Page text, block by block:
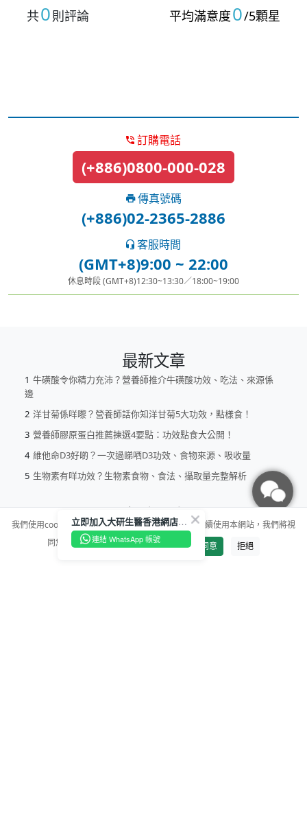
加入購物車
共0則評論 平均滿意度0/5顆星
訂購電話
(+886)0800-000-028
傳真號碼
(+886)02-2365-2886
客服時間
(GMT+8)9:00 ~ 22:00
休息時段 (GMT+8)12:30~13:30／18:00~19:00
最新文章
牛磺酸令你精力充沛？營養師推介牛磺酸功效、吃法、來源係
邊
洋甘菊係咩嚟？營養師話你知洋甘菊5大功效，點樣食！
營養師膠原蛋白推薦揀選4要點：功效點食大公開！
維他命D3好啲？一次過睇哂D3功效、食物來源、吸收量
生物素有咩功效？生物素食物、食法、攝取量完整解析
客戶服務
常見問題
我們使用cookies為你提供更優質的使用體驗，若您繼續使用本網站，我們將視
同您已同意並理解我們的隱私權政策 同意 拒絕
立即加入大研生醫香港網店WhatsApp CS谷 即抽購物金高達$75！🎁
連結 WhatsApp 帳號